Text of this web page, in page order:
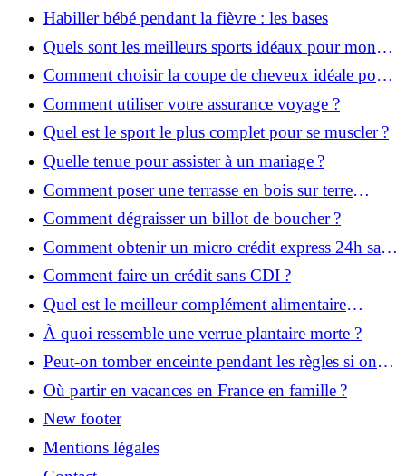
Habiller bébé pendant la fièvre : les bases
Quels sont les meilleurs sports idéaux pour mon
enfant ?
Comment choisir la coupe de cheveux idéale pour
votre visage ?
Comment utiliser votre assurance voyage ?
Quel est le sport le plus complet pour se muscler ?
Quelle tenue pour assister à un mariage ?
Comment poser une terrasse en bois sur terre
battue ?
Comment dégraisser un billot de boucher ?
Comment obtenir un micro crédit express 24h sans
justificatif ?
Comment faire un crédit sans CDI ?
Quel est le meilleur complément alimentaire
cheveux efficace ? Notre avis dans cet article
À quoi ressemble une verrue plantaire morte ?
Peut-on tomber enceinte pendant les règles si on
prend la pilule ?
Où partir en vacances en France en famille ?
New footer
Mentions légales